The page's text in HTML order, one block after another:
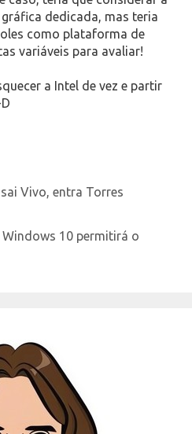
dedicada, mas teria
como plataforma de
variáveis para avaliar!
a Intel de vez e partir
Vivo, entra Torres
10 permitirá o